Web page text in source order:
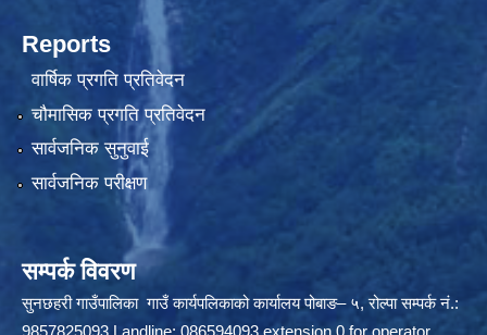
Reports
वार्षिक प्रगति प्रतिवेदन
चौमासिक प्रगति प्रतिवेदन
सार्वजनिक सुनुवाई
सार्वजनिक परीक्षण
सम्पर्क विवरण
सुनछहरी गाउँपालिका गाउँ कार्यपलिकाको कार्यालय पोबाङ– ५, रोल्पा सम्पर्क नं.:
9857825093 Landline: 086594093 extension 0 for operator